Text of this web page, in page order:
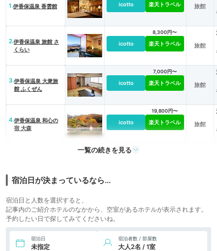
1.伊香保温泉 香雲館 icotto 楽天トラベル 旅館
2.伊香保温泉 旅館 さ
くらい
icotto
8,300円〜
楽天トラベル 旅館
3.伊香保温泉 大衆旅
館 ふくぜん
icotto
7,000円〜
楽天トラベル 旅館
4.伊香保温泉 和心の
宿 大森
icotto
19,800円〜
楽天トラベル 旅館
一覧の続きを見る
宿泊日が決まっているなら…
宿泊日と人数を選択すると、
記事内のご紹介ホテルのなかから、空室があるホテルが表示されます。
予約したい日で探してみてくださいね。
宿泊日
未指定
宿泊者数 / 部屋数
大人2名 / 1室